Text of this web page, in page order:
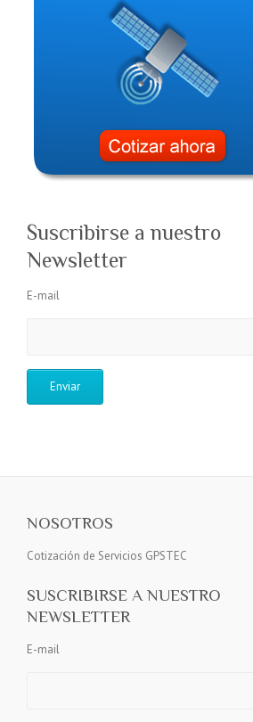
Suscribirse a nuestro
Newsletter
E-mail
NOSOTROS
Cotización de Servicios GPSTEC
SUSCRIBIRSE A NUESTRO
NEWSLETTER
E-mail